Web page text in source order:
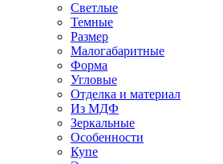
Светлые
Темные
Размер
Малогабаритные
Форма
Угловые
Отделка и материал
Из МДФ
Зеркальные
Особенности
Купе